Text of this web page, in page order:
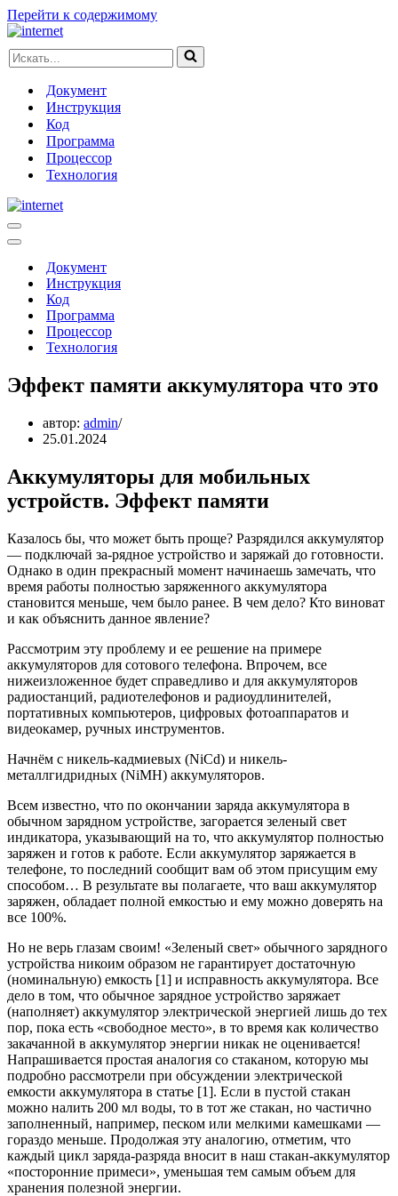
Перейти к содержимому
Искать...
Документ
Инструкция
Код
Программа
Процессор
Технология
Меню
навигации
Меню
навигацииДокумент
Инструкция
Код
Программа
Процессор
Технология
Эффект памяти аккумулятора что это
автор: admin
25.01.2024
Аккумуляторы для мобильных
устройств. Эффект памяти
Казалось бы, что может быть проще? Разрядился аккумулятор
— подключай за-рядное устройство и заряжай до готовности.
Однако в один прекрасный момент начинаешь замечать, что
время работы полностью заряженного аккумулятора
становится меньше, чем было ранее. В чем дело? Кто виноват
и как объяснить данное явление?
Рассмотрим эту проблему и ее решение на примере
аккумуляторов для сотового телефона. Впрочем, все
нижеизложенное будет справедливо и для аккумуляторов
радиостанций, радиотелефонов и радиоудлинителей,
портативных компьютеров, цифровых фотоаппаратов и
видеокамер, ручных инструментов.
Начнём с никель-кадмиевых (NiCd) и никель-
металлгидридных (NiMH) аккумуляторов.
Всем известно, что по окончании заряда аккумулятора в
обычном зарядном устройстве, загорается зеленый свет
индикатора, указывающий на то, что аккумулятор полностью
заряжен и готов к работе. Если аккумулятор заряжается в
телефоне, то последний сообщит вам об этом присущим ему
способом… В результате вы полагаете, что ваш аккумулятор
заряжен, обладает полной емкостью и ему можно доверять на
все 100%.
Но не верь глазам своим! «Зеленый свет» обычного зарядного
устройства никоим образом не гарантирует достаточную
(номинальную) емкость [1] и исправность аккумулятора. Все
дело в том, что обычное зарядное устройство заряжает
(наполняет) аккумулятор электрической энергией лишь до тех
пор, пока есть «свободное место», в то время как количество
закачанной в аккумулятор энергии никак не оценивается!
Напрашивается простая аналогия со стаканом, которую мы
подробно рассмотрели при обсуждении электрической
емкости аккумулятора в статье [1]. Если в пустой стакан
можно налить 200 мл воды, то в тот же стакан, но частично
заполненный, например, песком или мелкими камешками —
гораздо меньше. Продолжая эту аналогию, отметим, что
каждый цикл заряда-разряда вносит в наш стакан-аккумулятор
«посторонние примеси», уменьшая тем самым объем для
хранения полезной энергии.